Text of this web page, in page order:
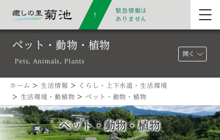
緊急情報は
ありません
ペット・動物・植物
Pets, Animals, Plants
開く
ホーム >生活情報 >
くらし・上下水道・生活環境
> 生活環境・動植物 >ペット・動物・植物
ペット・動物・植物